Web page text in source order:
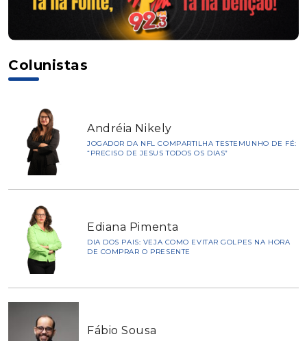
Colunistas
Andréia Nikely
JOGADOR DA NFL COMPARTILHA TESTEMUNHO DE FÉ:
“PRECISO DE JESUS TODOS OS DIAS”
Ediana Pimenta
DIA DOS PAIS: VEJA COMO EVITAR GOLPES NA HORA
DE COMPRAR O PRESENTE
Fábio Sousa